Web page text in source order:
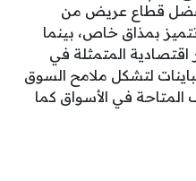
قطاع عريض من
بمذاق خاص، بينما
اقتصادية المتمثلة في
لتشكل ملامح السوق
المتاحة في الأسواق كما